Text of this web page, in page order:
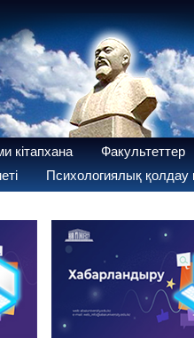
кітапхана Факультеттер
Психологиялық қолдау